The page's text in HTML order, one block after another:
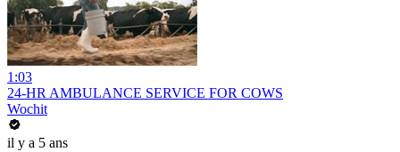
1:03
24-HR AMBULANCE SERVICE FOR COWS
Wochit
il y a 5 ans